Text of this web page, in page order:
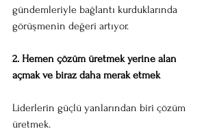
gündemleriyle bağlantı kurduklarında
görüşmenin değeri artıyor.
2. Hemen çözüm üretmek yerine alan
açmak ve biraz daha merak etmek
Liderlerin güçlü yanlarından biri çözüm
üretmek.